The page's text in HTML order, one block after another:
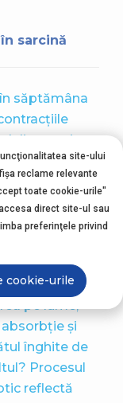
sarcină
săptămâna
prin
naștere.
dureroase
de 10 minute,
ți însă
cu
de naștere
și
înghite de
Procesul
reflectă
site-ului
reclame relevante
toate cookie-urile"
direct site-ul sau
preferinţele privind
cookie-urile